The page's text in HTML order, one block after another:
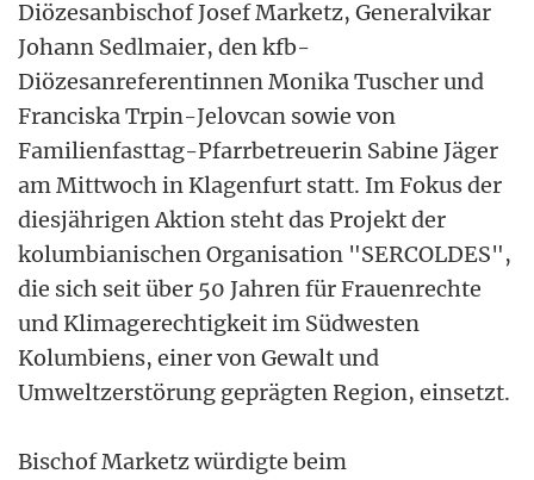
Diözesanbischof Josef Marketz, Generalvikar
Johann Sedlmaier, den kfb-
Diözesanreferentinnen Monika Tuscher und
Franciska Trpin-Jelovcan sowie von
Familienfasttag-Pfarrbetreuerin Sabine Jäger
am Mittwoch in Klagenfurt statt. Im Fokus der
diesjährigen Aktion steht das Projekt der
kolumbianischen Organisation "SERCOLDES",
die sich seit über 50 Jahren für Frauenrechte
und Klimagerechtigkeit im Südwesten
Kolumbiens, einer von Gewalt und
Umweltzerstörung geprägten Region, einsetzt.
Bischof Marketz würdigte beim